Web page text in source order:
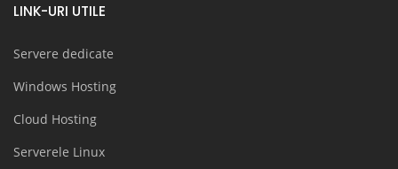
LINK-URI UTILE
Servere dedicate
Windows Hosting
Cloud Hosting
Serverele Linux